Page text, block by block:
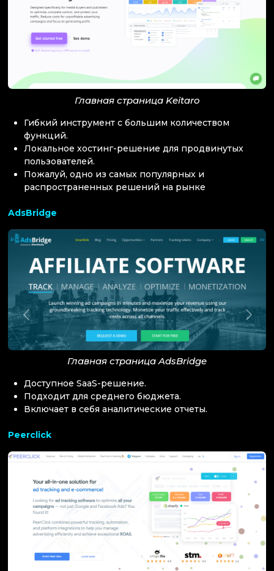
Главная страница Keitaro
Гибкий инструмент с большим количеством
функций.
Локальное хостинг-решение для продвинутых
пользователей.
Пожалуй, одно из самых популярных и
распространенных решений на рынке
AdsBridge
Главная страница AdsBridge
Доступное SaaS-решение.
Подходит для среднего бюджета.
Включает в себя аналитические отчеты.
Peerclick